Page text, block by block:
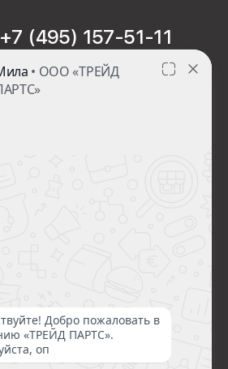
+7 (495) 157-51-11
sales@trade-part.ru